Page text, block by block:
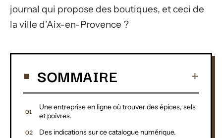
journal qui propose des boutiques, et ceci de
la ville d’Aix-en-Provence ?
SOMMAIRE
Une entreprise en ligne où trouver des épices, sels
et poivres.
Des indications sur ce catalogue numérique.